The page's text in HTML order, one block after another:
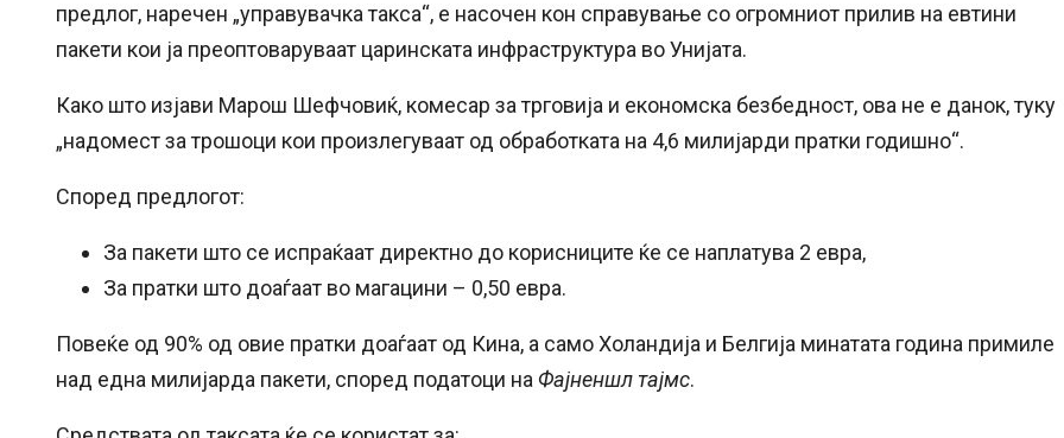
предлог, наречен „управувачка такса“, е насочен кон справување со огромниот прилив на евтини
пакети кои ја преоптоваруваат царинската инфраструктура во Унијата.
Како што изјави Марош Шефчовиќ, комесар за трговија и економска безбедност, ова не е данок, туку
„надомест за трошоци кои произлегуваат од обработката на 4,6 милијарди пратки годишно“.
Според предлогот:
За пакети што се испраќаат директно до корисниците ќе се наплатува 2 евра,
За пратки што доаѓаат во магацини – 0,50 евра.
Повеќе од 90% од овие пратки доаѓаат од Кина, а само Холандија и Белгија минатата година примиле
над една милијарда пакети, според податоци на Фајненшл тајмс.